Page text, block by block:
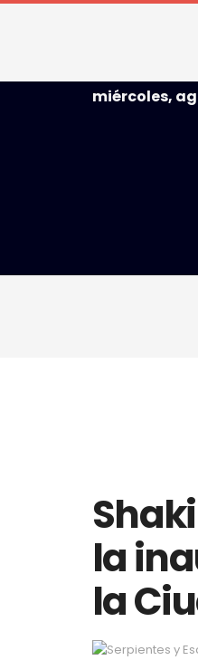
miércoles,
la
la